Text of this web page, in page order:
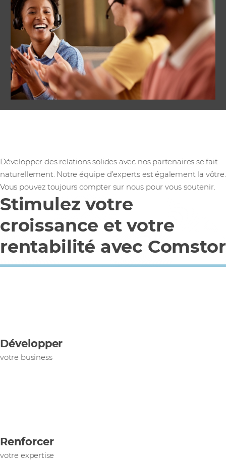
Développer des relations solides avec nos partenaires se fait
naturellement. Notre équipe d’experts est également la vôtre.
Vous pouvez toujours compter sur nous pour vous soutenir.
Stimulez votre
croissance et votre
rentabilité avec Comstor
Développer
votre business
Renforcer
votre expertise